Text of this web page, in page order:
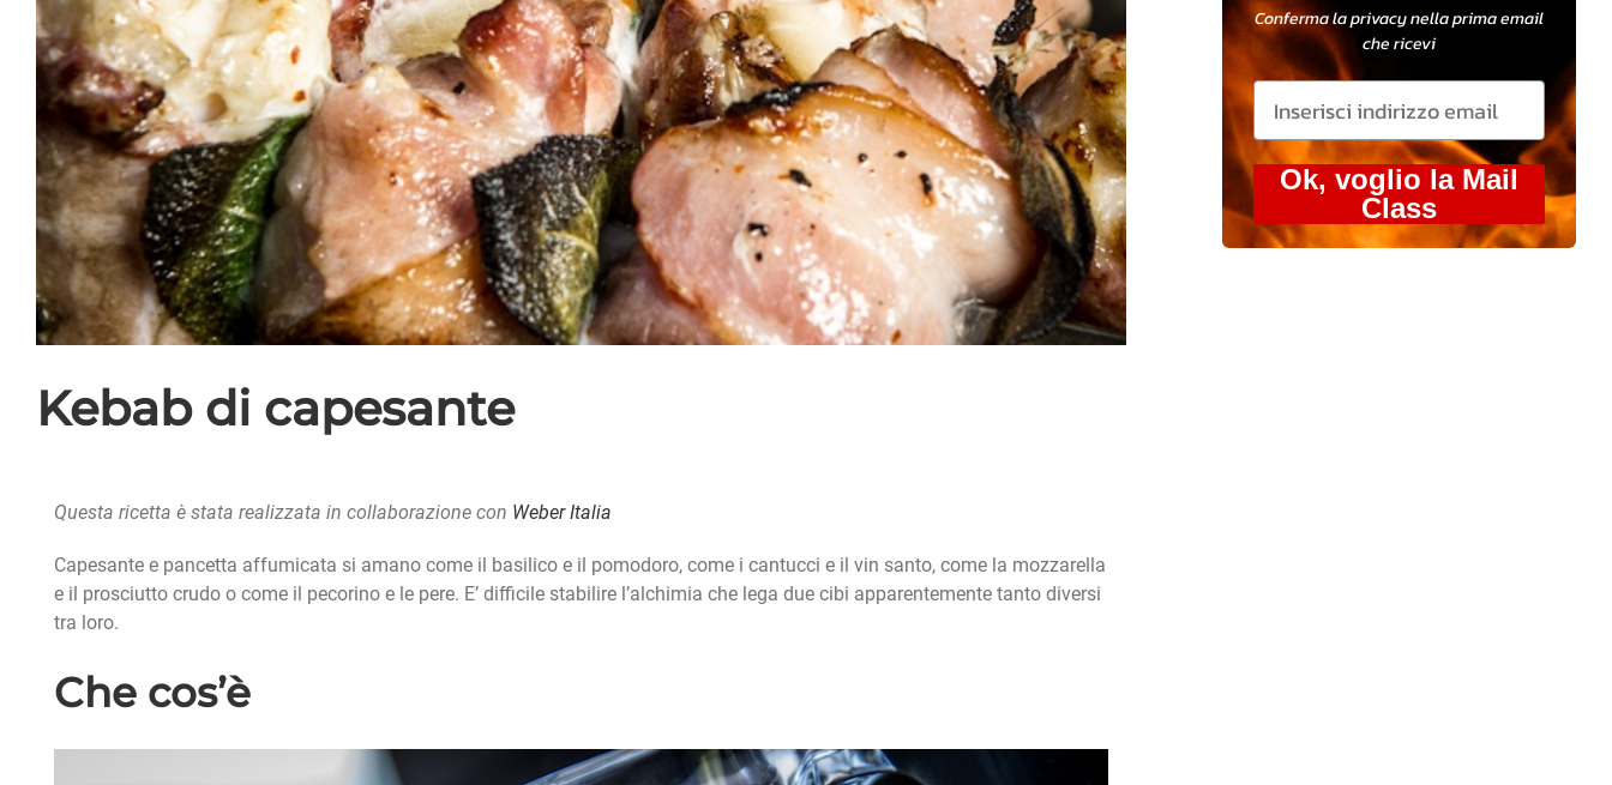
Kebab di capesante
Questa ricetta è stata realizzata in collaborazione con Weber Italia
Capesante e pancetta affumicata si amano come il basilico e il pomodoro, come i cantucci e il vin santo, come la mozzarella
e il prosciutto crudo o come il pecorino e le pere. E’ difficile stabilire l’alchimia che lega due cibi apparentemente tanto diversi
tra loro.
Che cos’è
Conferma la privacy nella prima email
che ricevi
Ok, voglio la Mail
Class